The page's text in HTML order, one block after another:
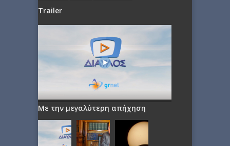
Trailer
Με την μεγαλύτερη απήχηση